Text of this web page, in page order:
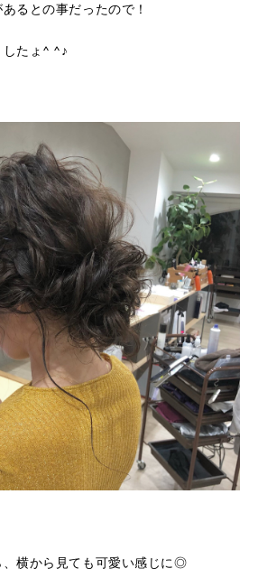
るとの事だったので！
したょ^ ^♪
、横から見ても可愛い感じに◎